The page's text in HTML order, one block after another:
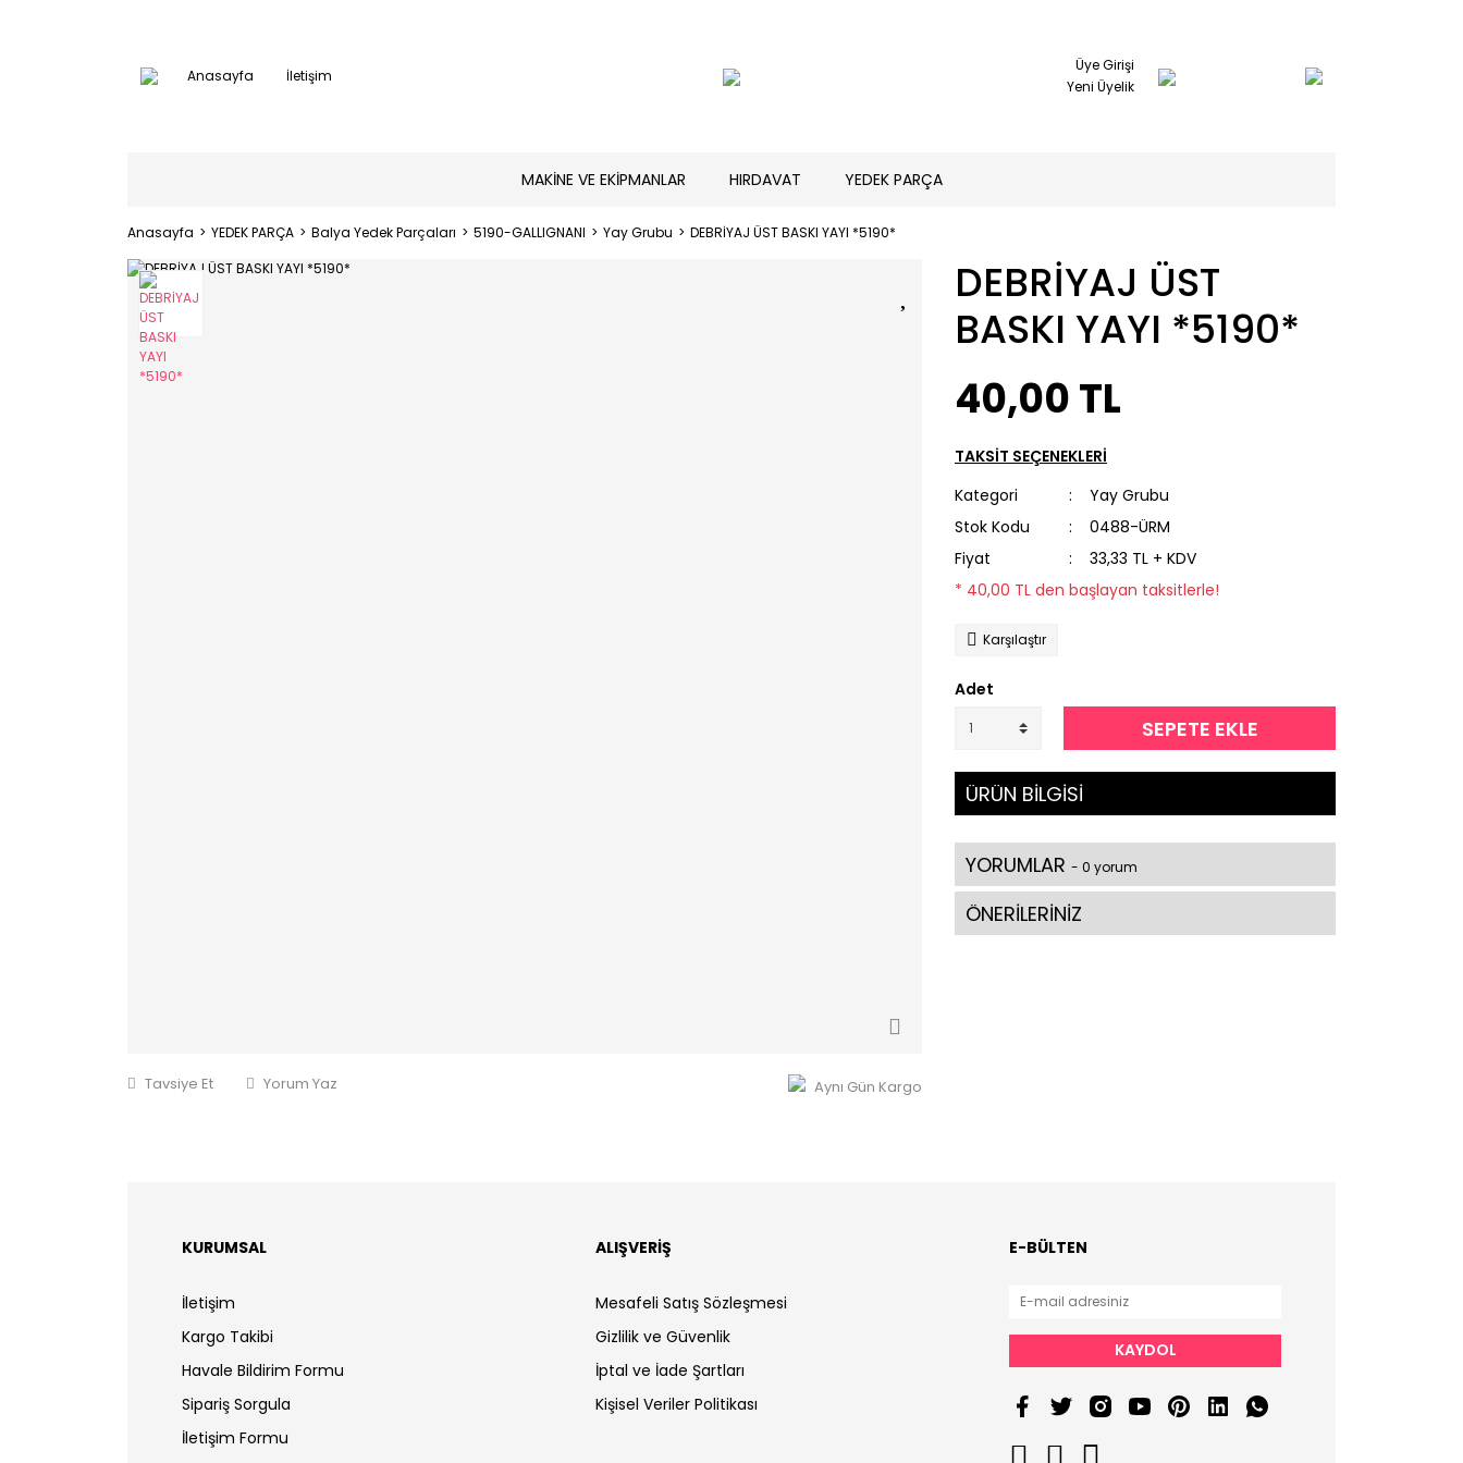
Anasayfa İletişim
Üye Girişi
Yeni Üyelik
MAKİNE VE EKİPMANLAR HIRDAVAT YEDEK PARÇA
Anasayfa YEDEK PARÇA Balya Yedek Parçaları 5190-GALLIGNANI Yay Grubu DEBRİYAJ ÜST BASKI YAYI *5190*
Tavsiye Et Yorum Yaz Aynı Gün Kargo
DEBRİYAJ ÜST
BASKI YAYI *5190*
40,00 TL
TAKSİT SEÇENEKLERİ
Kategori
Yay Grubu
Stok Kodu
0488-ÜRM
Fiyat
33,33 TL + KDV
* 40,00 TL den başlayan taksitlerle!
Karşılaştır
Adet
SEPETE EKLE
ÜRÜN BİLGİSİ
YORUMLAR - 0 yorum
ÖNERİLERİNİZ
KURUMSAL
İletişim
Kargo Takibi
Havale Bildirim Formu
Sipariş Sorgula
İletişim Formu
ALIŞVERİŞ
Mesafeli Satış Sözleşmesi
Gizlilik ve Güvenlik
İptal ve İade Şartları
Kişisel Veriler Politikası
E-BÜLTEN
KAYDOL